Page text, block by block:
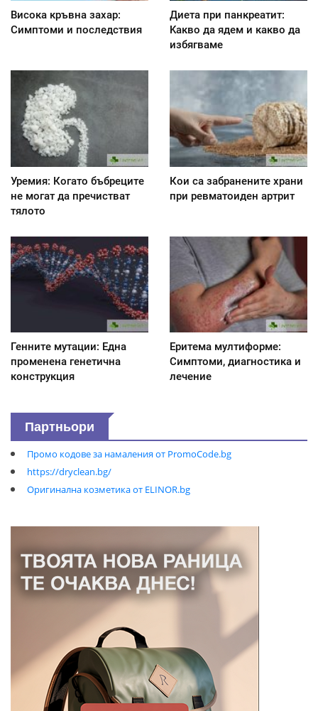
Висока кръвна захар:
Симптоми и последствия
Диета при панкреатит:
Kакво да ядем и какво да
избягваме
Уремия: Когато бъбреците
не могат да пречистват
тялото
Кои са забранените храни
при ревматоиден артрит
Генните мутации: Една
променена генетична
конструкция
Еритема мултиформе:
Симптоми, диагностика и
лечение
Партньори
Промо кодове за намаления от PromoCode.bg
https://dryclean.bg/
Оригинална козметика от ELINOR.bg